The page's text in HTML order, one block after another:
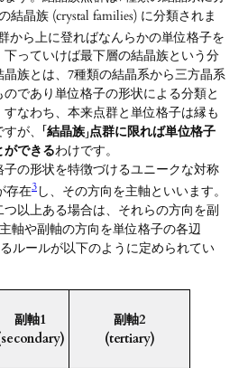
結晶族 (crystal families) に分類されま
から上に登ればなんらかの単位格子を
っていけば最下層の結晶族という分
族とは、7種類の結晶系から三方晶系
であり単位格子の形状による分類と
なわち、本来点群と単位格子は縁も
が、 「結晶族」点群に限れば単位格子
ができるわけです。
の形状を特徴づけるユニークな対称
存在3し、その方向を主軸といいます。
以上ある場合は、それらの方向を副
軸や副軸の方向を単位格子の各辺
ルールが以下のように定められてい
副軸1
副軸2
(tertiary)